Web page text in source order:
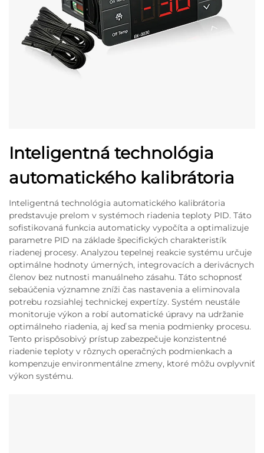
Inteligentná technológia
automatického kalibrátoria
Inteligentná technológia automatického kalibrátoria
predstavuje prelom v systémoch riadenia teploty PID. Táto
sofistikovaná funkcia automaticky vypočíta a optimalizuje
parametre PID na základe špecifických charakteristík
riadenej procesy. Analyzou tepelnej reakcie systému určuje
optimálne hodnoty úmerných, integrovacích a derivácnych
členov bez nutnosti manuálneho zásahu. Táto schopnosť
sebaúčenia významne zníži čas nastavenia a eliminovala
potrebu rozsiahlej technickej expertízy. Systém neustále
monitoruje výkon a robí automatické úpravy na udržanie
optimálneho riadenia, aj keď sa menia podmienky procesu.
Tento prispôsobivý prístup zabezpečuje konzistentné
riadenie teploty v rôznych operačných podmienkach a
kompenzuje environmentálne zmeny, ktoré môžu ovplyvniť
výkon systému.